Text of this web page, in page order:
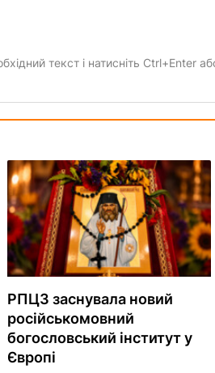
текст і натисніть Ctrl+Enter
РПЦЗ заснувала новий
російськомовний
богословський інститут у
Європі